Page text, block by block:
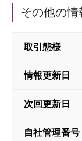
その他の情
取引態様
情報更新日
次回更新日
自社管理番号